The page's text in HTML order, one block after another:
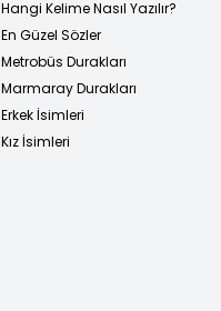
Hangi Kelime Nasıl Yazılır?
En Güzel Sözler
Metrobüs Durakları
Marmaray Durakları
Erkek İsimleri
Kız İsimleri